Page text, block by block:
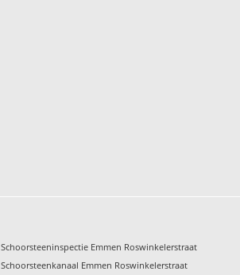
Schoorsteeninspectie Emmen Roswinkelerstraat
Schoorsteenkanaal Emmen Roswinkelerstraat